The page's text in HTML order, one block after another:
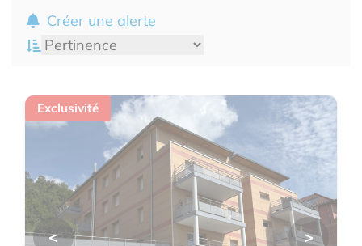
Créer une alerte
Exclusivité
< >